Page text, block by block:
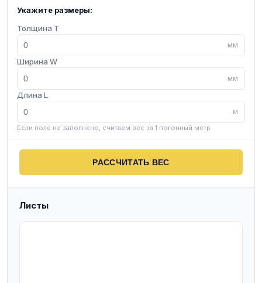
Укажите размеры:
Толщина T
мм
Ширина W
мм
Длина L
м
Если поле не заполнено, считаем вес за 1 погонный метр
РАССЧИТАТЬ ВЕС
Листы